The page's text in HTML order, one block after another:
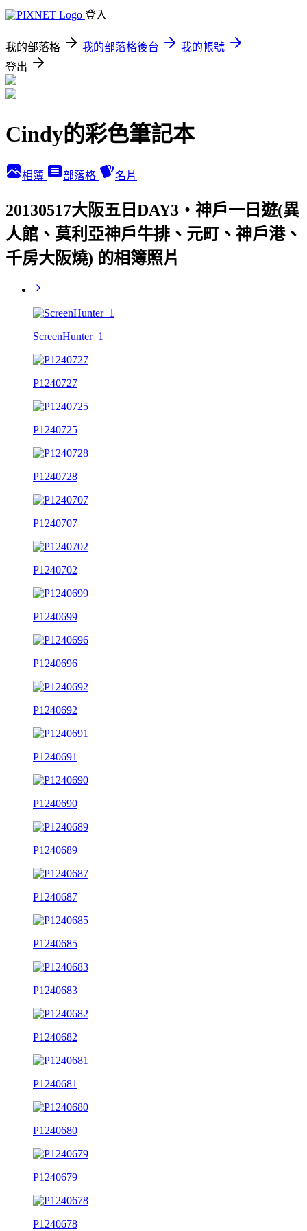
登入
我的部落格 我的部落格後台
我的帳號
登出
Cindy的彩色筆記本
相簿 部落格 名片
20130517大阪五日DAY3‧神戶一日遊(異
人館、莫利亞神戶牛排、元町、神戶港、
千房大阪燒) 的相簿照片
ScreenHunter_1
P1240727
P1240725
P1240728
P1240707
P1240702
P1240699
P1240696
P1240692
P1240691
P1240690
P1240689
P1240687
P1240685
P1240683
P1240682
P1240681
P1240680
P1240679
P1240678